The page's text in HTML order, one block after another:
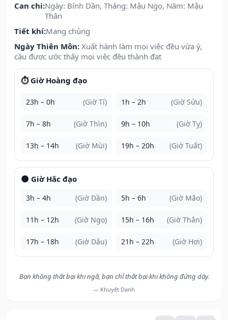
Can chi:Ngày: Bính Dần, Tháng: Mậu Ngọ, Năm: Mậu
Thân
Tiết khí:Mang chủng
Ngày Thiên Môn: Xuất hành làm mọi việc đều vừa ý,
cầu được ước thấy mọi việc đều thành đạt
⏱️ Giờ Hoàng đạo
23h – 0h (Giờ Tí) 1h – 2h (Giờ Sửu)
7h – 8h (Giờ Thìn) 9h – 10h (Giờ Tỵ)
13h – 14h (Giờ Mùi) 19h – 20h (Giờ Tuất)
🌑 Giờ Hắc đạo
3h – 4h (Giờ Dần) 5h – 6h (Giờ Mão)
11h – 12h (Giờ Ngọ) 15h – 16h (Giờ Thân)
17h – 18h (Giờ Dậu) 21h – 22h (Giờ Hợi)
Bạn không thất bại khi ngã, bạn chỉ thất bại khi không đứng dậy.
— Khuyết Danh